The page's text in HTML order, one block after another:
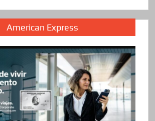
American Express